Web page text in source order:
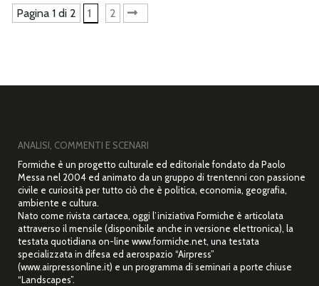
Pagina 1 di 2 1 2
ANALISI, COMMENTI E SCENARI
Formiche è un progetto culturale ed editoriale fondato da Paolo
Messa nel 2004 ed animato da un gruppo di trentenni con passione
civile e curiosità per tutto ciò che è politica, economia, geografia,
ambiente e cultura.
Nato come rivista cartacea, oggi l’iniziativa Formiche è articolata
attraverso il mensile (disponibile anche in versione elettronica), la
testata quotidiana on-line www.formiche.net, una testata
specializzata in difesa ed aerospazio “Airpress”
(www.airpressonline.it) e un programma di seminari a porte chiuse
“Landscapes”.